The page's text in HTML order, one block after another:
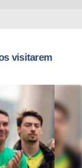
visitarem